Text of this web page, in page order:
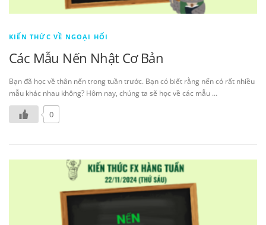
KIẾN THỨC VỀ NGOẠI HỐI
Các Mẫu Nến Nhật Cơ Bản
Bạn đã học về thân nến trong tuần trước. Bạn có biết rằng nến có rất nhiều
mẫu khác nhau không? Hôm nay, chúng ta sẽ học về các mẫu …
0